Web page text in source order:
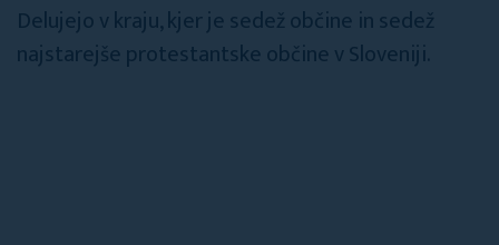
Delujejo v kraju, kjer je sedež občine in sedež
najstarejše protestantske občine v Sloveniji.